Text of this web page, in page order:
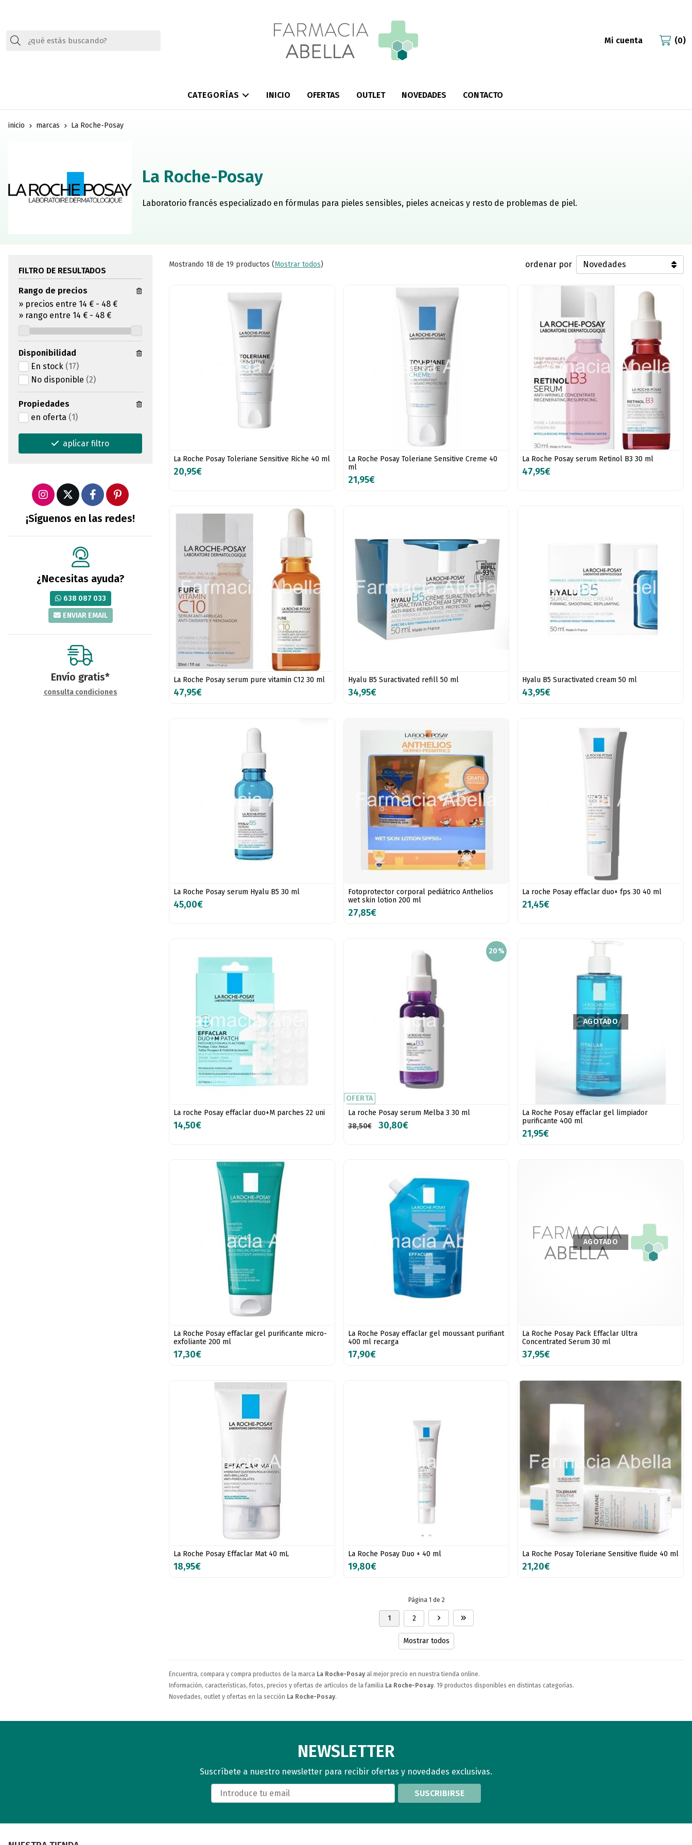
Buscar Mi cuenta 0
CATEGORÍAS INICIO OFERTAS OUTLET NOVEDADES CONTACTO
inicio marcas La Roche-Posay
La Roche-Posay
Laboratorio francés especializado en fórmulas para pieles sensibles, pieles acneicas y resto de problemas de piel.
Encuentra, compara y compra productos de la marca La Roche-Posay al mejor precio en nuestra tienda online.
Información, características, fotos, precios y ofertas de artículos de la familia La Roche-Posay. 19 productos disponibles en distintas categorías.
Novedades, outlet y ofertas en la sección La Roche-Posay.
Mostrando 18 de 19 productos (Mostrar todos) ordenar por
La Roche Posay Toleriane Sensitive Riche 40 ml
20,95€
La Roche Posay Toleriane Sensitive Creme 40
ml
21,95€
La Roche Posay serum Retinol B3 30 ml
47,95€
La Roche Posay serum pure vitamin C12 30 ml
47,95€
Hyalu B5 Suractivated refill 50 ml
34,95€
Hyalu B5 Suractivated cream 50 ml
43,95€
La Roche Posay serum Hyalu B5 30 ml
45,00€
Fotoprotector corporal pediátrico Anthelios
wet skin lotion 200 ml
27,85€
La roche Posay effaclar duo+ fps 30 40 ml
21,45€
La roche Posay effaclar duo+M parches 22 uni
14,50€
20%
OFERTA
La roche Posay serum Melba 3 30 ml
38,50€
30,80€
AGOTADO
La Roche Posay effaclar gel limpiador
purificante 400 ml
21,95€
La Roche Posay effaclar gel purificante micro-
exfoliante 200 ml
17,30€
La Roche Posay effaclar gel moussant purifiant
400 ml recarga
17,90€
AGOTADO
La Roche Posay Pack Effaclar Ultra
Concentrated Serum 30 ml
37,95€
La Roche Posay Effaclar Mat 40 mL
18,95€
La Roche Posay Duo + 40 ml
19,80€
La Roche Posay Toleriane Sensitive fluide 40 ml
21,20€
Página 1 de 2
1 2
Mostrar todos
FILTRO DE RESULTADOS
Rango de precios
» precios entre 14 € - 48 €
» rango entre 14 € - 48 €
Disponibilidad
En stock (17)
No disponible (2)
Propiedades
en oferta (1)
aplicar filtro
¡Síguenos en las redes!
¿Necesitas ayuda?
638 087 033
ENVIAR EMAIL
Envío gratis*
consulta condiciones
NEWSLETTER
Suscríbete a nuestro newsletter para recibir ofertas y novedades exclusivas.
SUSCRIBIRSE